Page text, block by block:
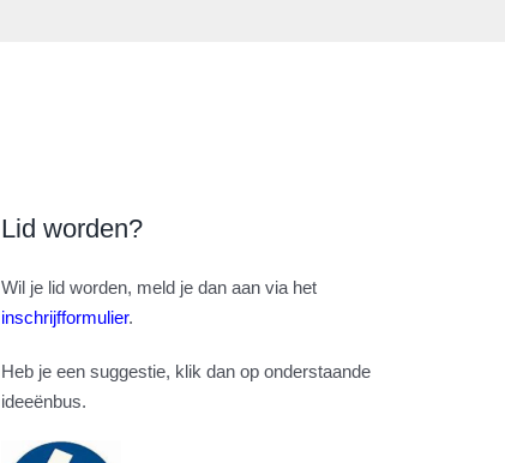
Lid worden?
Wil je lid worden, meld je dan aan via het
inschrijfformulier.
Heb je een suggestie, klik dan op onderstaande
ideeënbus.